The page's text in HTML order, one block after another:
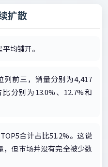
扩散
均铺开。
列前三，销量分别为4,417
分别为13.0%、12.7%和
合计占比51.2%。这说
，但市场并没有完全被少数